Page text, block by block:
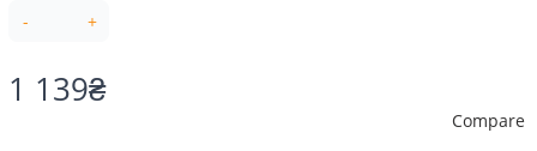
-
+
1 139₴
Compare